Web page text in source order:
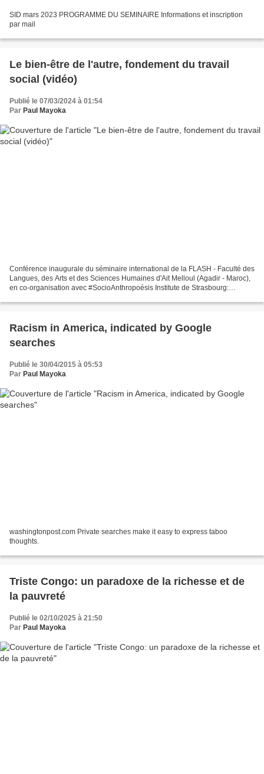
SID mars 2023 PROGRAMME DU SEMINAIRE Informations et inscription
par mail
Le bien-être de l'autre, fondement du travail
social (vidéo)
Publié le 07/03/2024 à 01:54
Par Paul Mayoka
Conférence inaugurale du séminaire international de la FLASH - Faculté des
Langues, des Arts et des Sciences Humaines d'Ait Melloul (Agadir - Maroc),
en co-organisation avec #SocioAnthropoésis Institute de Strasbourg:
Racism in America, indicated by Google
searches
Publié le 30/04/2015 à 05:53
Par Paul Mayoka
washingtonpost.com Private searches make it easy to express taboo
thoughts.
Triste Congo: un paradoxe de la richesse et de
la pauvreté
Publié le 02/10/2025 à 21:50
Par Paul Mayoka